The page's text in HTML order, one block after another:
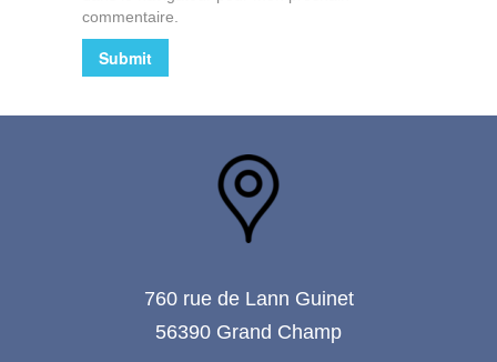
commentaire.
760 rue de Lann Guinet
56390 Grand Champ